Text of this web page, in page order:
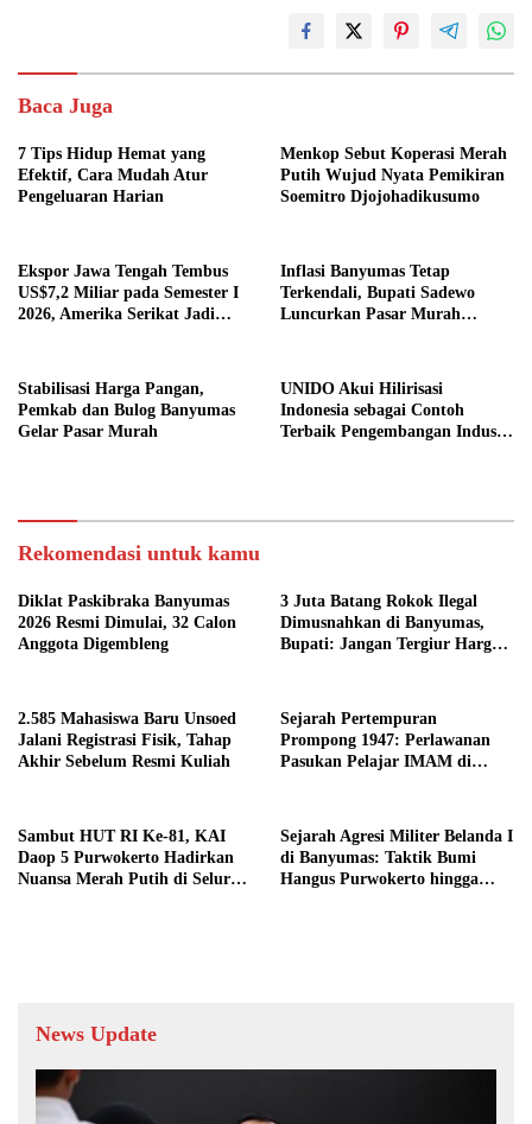
Baca Juga
7 Tips Hidup Hemat yang
Efektif, Cara Mudah Atur
Pengeluaran Harian
Menkop Sebut Koperasi Merah
Putih Wujud Nyata Pemikiran
Soemitro Djojohadikusumo
Ekspor Jawa Tengah Tembus
US$7,2 Miliar pada Semester I
2026, Amerika Serikat Jadi
Inflasi Banyumas Tetap
Terkendali, Bupati Sadewo
Luncurkan Pasar Murah
Stabilisasi Harga Pangan,
Pemkab dan Bulog Banyumas
Gelar Pasar Murah
UNIDO Akui Hilirisasi
Indonesia sebagai Contoh
Terbaik Pengembangan Industri
Rekomendasi untuk kamu
Diklat Paskibraka Banyumas
2026 Resmi Dimulai, 32 Calon
Anggota Digembleng
3 Juta Batang Rokok Ilegal
Dimusnahkan di Banyumas,
Bupati: Jangan Tergiur Harga
2.585 Mahasiswa Baru Unsoed
Jalani Registrasi Fisik, Tahap
Akhir Sebelum Resmi Kuliah
Sejarah Pertempuran
Prompong 1947: Perlawanan
Pasukan Pelajar IMAM di
Sambut HUT RI Ke-81, KAI
Daop 5 Purwokerto Hadirkan
Nuansa Merah Putih di Seluruh
Sejarah Agresi Militer Belanda I
di Banyumas: Taktik Bumi
Hangus Purwokerto hingga
News Update